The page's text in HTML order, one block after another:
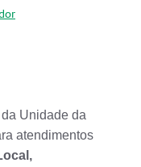
Unidade da
atendimentos